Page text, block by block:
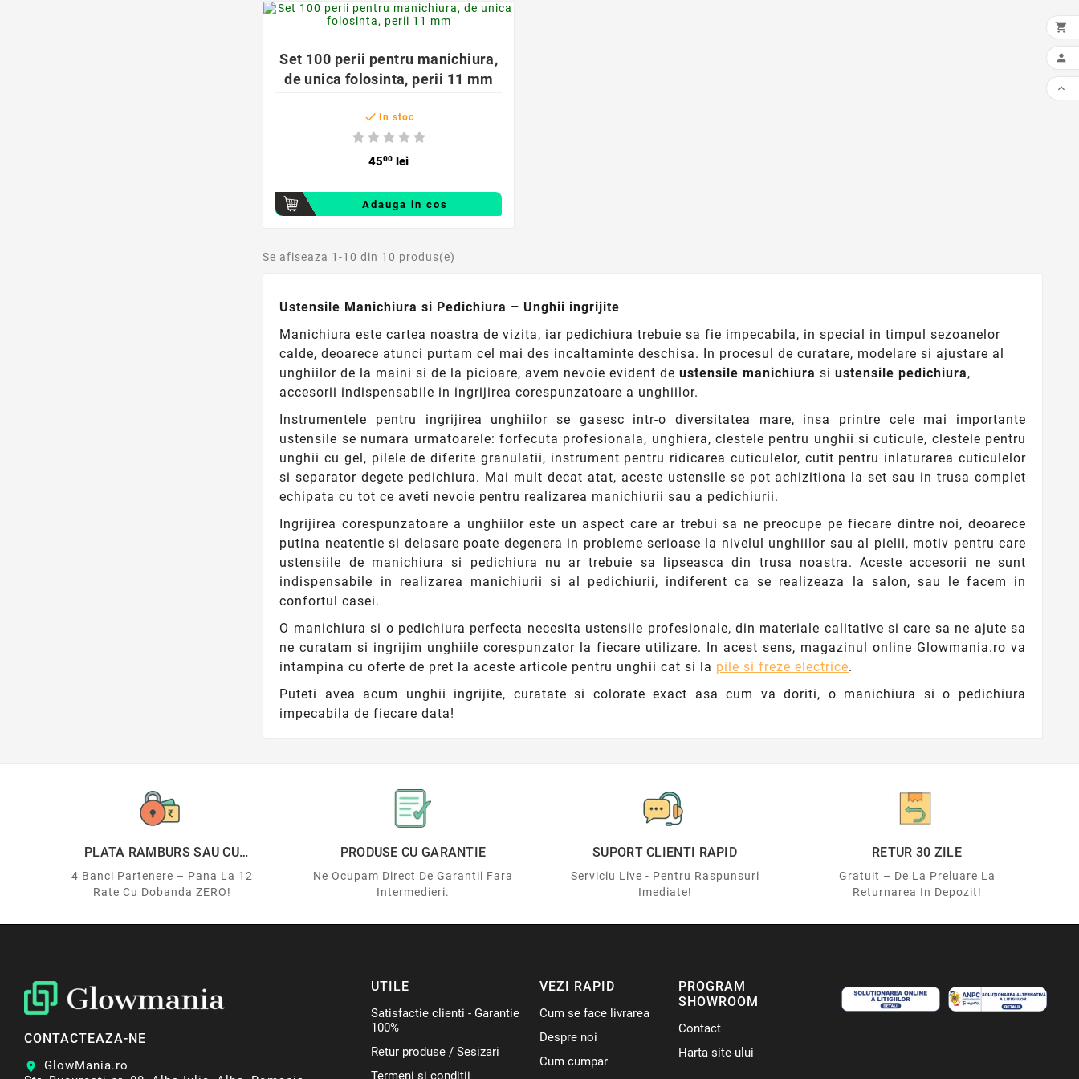
Set 100 perii pentru manichiura,
de unica folosinta, perii 11 mm
 In stoc
4500 lei
Adauga in cos
Se afiseaza 1-10 din 10 produs(e)
Ustensile Manichiura si Pedichiura – Unghii ingrijite
Manichiura este cartea noastra de vizita, iar pedichiura trebuie sa fie impecabila, in special in timpul sezoanelor
calde, deoarece atunci purtam cel mai des incaltaminte deschisa. In procesul de curatare, modelare si ajustare al
unghiilor de la maini si de la picioare, avem nevoie evident deustensile manichiura siustensile pedichiura,
accesorii indispensabile in ingrijirea corespunzatoare a unghiilor.
Instrumentele pentru ingrijirea unghiilor se gasesc intr-o diversitatea mare, insa printre cele mai importante
ustensile se numara urmatoarele: forfecuta profesionala, unghiera, clestele pentru unghii si cuticule, clestele pentru
unghii cu gel, pilele de diferite granulatii, instrument pentru ridicarea cuticulelor, cutit pentru inlaturarea cuticulelor
si separator degete pedichiura. Mai mult decat atat, aceste ustensile se pot achizitiona la set sau in trusa complet
echipata cu tot ce aveti nevoie pentru realizarea manichiurii sau a pedichiurii.
Ingrijirea corespunzatoare a unghiilor este un aspect care ar trebui sa ne preocupe pe fiecare dintre noi, deoarece
putina neatentie si delasare poate degenera in probleme serioase la nivelul unghiilor sau al pielii, motiv pentru care
ustensiile de manichiura si pedichiura nu ar trebuie sa lipseasca din trusa noastra. Aceste accesorii ne sunt
indispensabile in realizarea manichiurii si al pedichiurii, indiferent ca se realizeaza la salon, sau le facem in
confortul casei.
O manichiura si o pedichiura perfecta necesita ustensile profesionale, din materiale calitative si care sa ne ajute sa
ne curatam si ingrijim unghiile corespunzator la fiecare utilizare. In acest sens, magazinul online Glowmania.ro va
intampina cu oferte de pret la aceste articole pentru unghii cat si la pile si freze electrice.
Puteti avea acum unghii ingrijite, curatate si colorate exact asa cum va doriti, o manichiura si o pedichiura
impecabila de fiecare data!
PLATA RAMBURS SAU CU
4 Banci Partenere – Pana La 12
Rate Cu Dobanda ZERO!
PRODUSE CU GARANTIE
Ne Ocupam Direct De Garantii Fara
Intermedieri.
SUPORT CLIENTI RAPID
Serviciu Live - Pentru Raspunsuri
Imediate!
RETUR 30 ZILE
Gratuit – De La Preluare La
Returnarea In Depozit!
CONTACTEAZA-NE
location_on
GlowMania.ro
UTILE
Satisfactie clienti - Garantie
100%
Retur produse / Sesizari
Termeni si conditii
VEZI RAPID
Cum se face livrarea
Despre noi
Cum cumpar
PROGRAM
SHOWROOM
Contact
Harta site-ului


